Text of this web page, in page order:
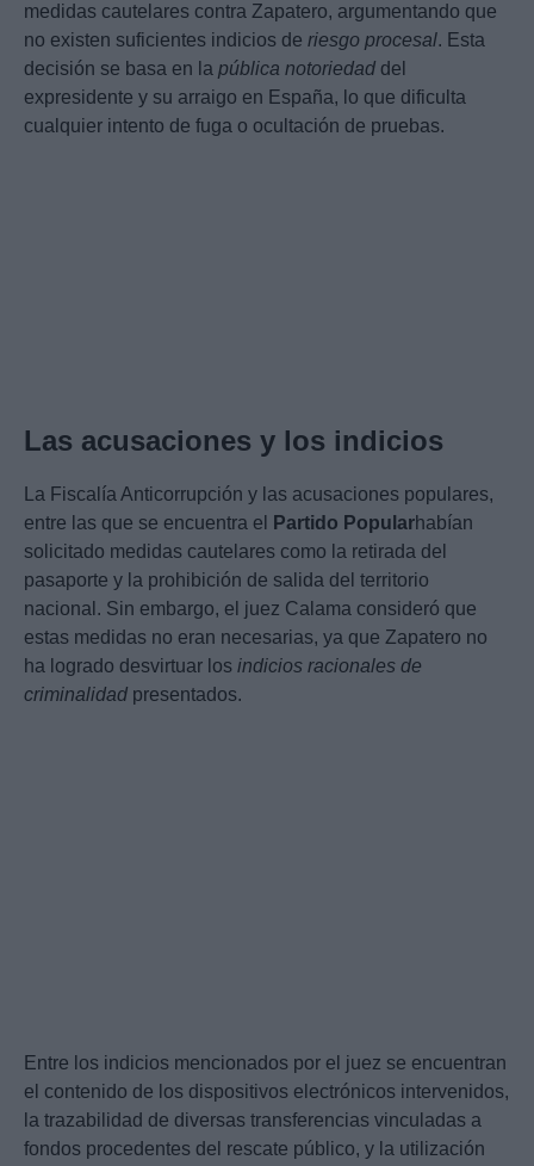
medidas cautelares contra Zapatero, argumentando que
no existen suficientes indicios de riesgo procesal. Esta
decisión se basa en la pública notoriedad del
expresidente y su arraigo en España, lo que dificulta
cualquier intento de fuga o ocultación de pruebas.
Las acusaciones y los indicios
La Fiscalía Anticorrupción y las acusaciones populares,
entre las que se encuentra el
Partido Popularhabían
solicitado medidas cautelares como la retirada del
pasaporte y la prohibición de salida del territorio
nacional. Sin embargo, el juez Calama consideró que
estas medidas no eran necesarias, ya que Zapatero no
ha logrado desvirtuar los indicios racionales de
criminalidad presentados.
Entre los indicios mencionados por el juez se encuentran
el contenido de los dispositivos electrónicos intervenidos,
la trazabilidad de diversas transferencias vinculadas a
fondos procedentes del rescate público, y la utilización